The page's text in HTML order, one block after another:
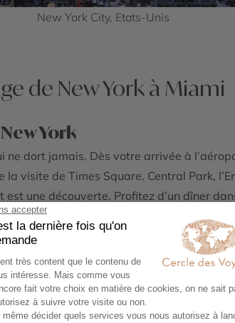
New York City, Etats-Unis
de New York à Miami
York
dort jamais. Dès votre arrivée à
visite de Times Square, Central Park,
une découverte. Profitez d’un dîner
et ses célèbres ponts avant de terminer
gare de Grand Central àManhattan. Tous
Building, plongés dans une foule de